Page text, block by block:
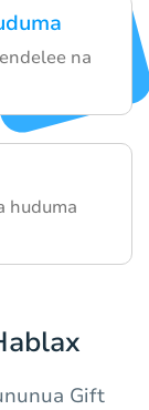
na
huduma
Gift